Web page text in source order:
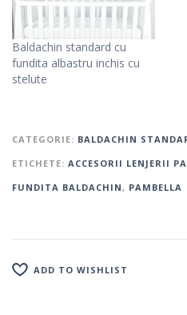
Baldachin standard cu
fundita albastru inchis cu
stelute
CATEGORIE: BALDACHIN
ETICHETE: ACCESORII LENJERII
FUNDITA BALDACHIN, PAMBELLA
ADD TO WISHLIST